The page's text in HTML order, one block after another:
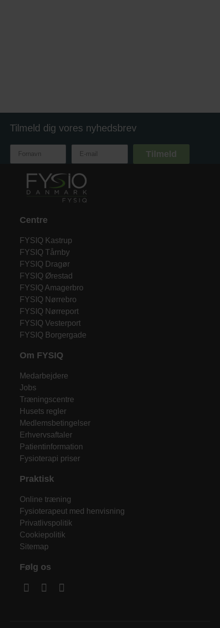
Tilmeld dig vores nyhedsbrev
Tilmeld
Centre
FYSIQ Kastrup
FYSIQ Tårnby
FYSIQ Dragør
FYSIQ Ørestad
FYSIQ Amagerbro
FYSIQ Nørrebro
FYSIQ Nørreport
FYSIQ Vesterport
FYSIQ Borgergade
Om FYSIQ
Medarbejdere
Jobs
Træningscentre
Husets regler
Medlemsbetingelser
Erhvervsaftaler
Patientinformation
Fysioterapi priser
Praktisk
Online træning
Fysioterapeut med henvisning
Privatlivspolitik
Cookiepolitik
Sitemap
Følg os